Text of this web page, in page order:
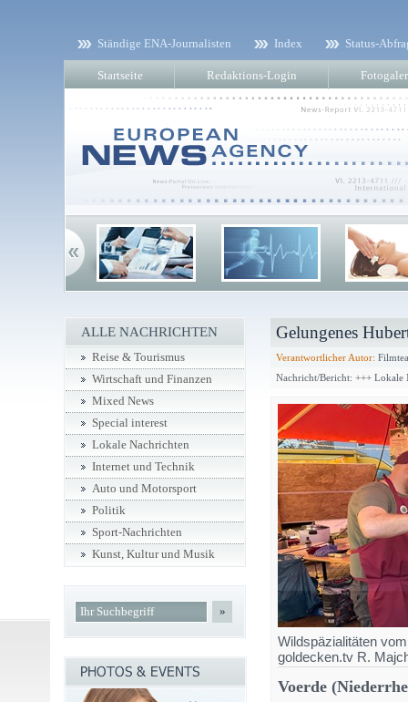
Ständige ENA-Journalisten Index Status-
Startseite Redaktions-Login
Gelungenes
Verantwortlicher Autor:
Nachricht/Bericht: +++ Lokale
Wildspäzialitäten
goldecken.tv R.
Voerde
ALLE NACHRICHTEN
Reise & Tourismus
Wirtschaft und Finanzen
Mixed News
Special interest
Lokale Nachrichten
Internet und Technik
Auto und Motorsport
Politik
Sport-Nachrichten
Kunst, Kultur und Musik
»